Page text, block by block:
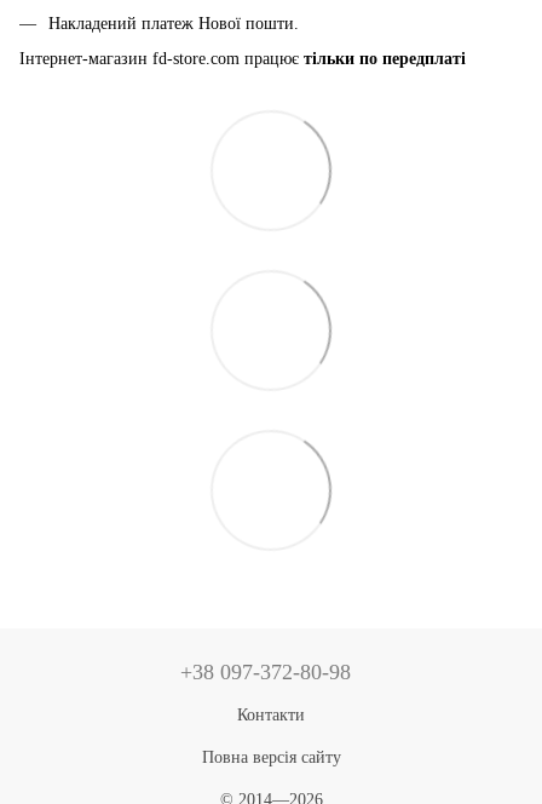
Накладений платеж Нової пошти.
Інтернет-магазин fd-store.com працює тільки по передплаті
+38 097-372-80-98
Контакти
Повна версія сайту
© 2014—2026